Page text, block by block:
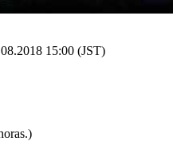
15:00 (JST)